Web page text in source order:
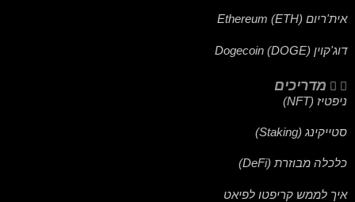
אית'ריום (ETH) Ethereum
דוג'קוין (DOGE) Dogecoin
מדריכים
ניפטיז (NFT)
סטייקינג (Staking)
כלכלה מבוזרת (DeFi)
איך לממש קריפטו לפיאט